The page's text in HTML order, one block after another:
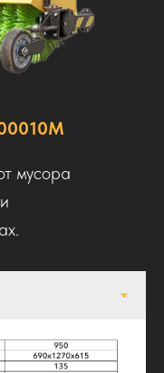
мусора